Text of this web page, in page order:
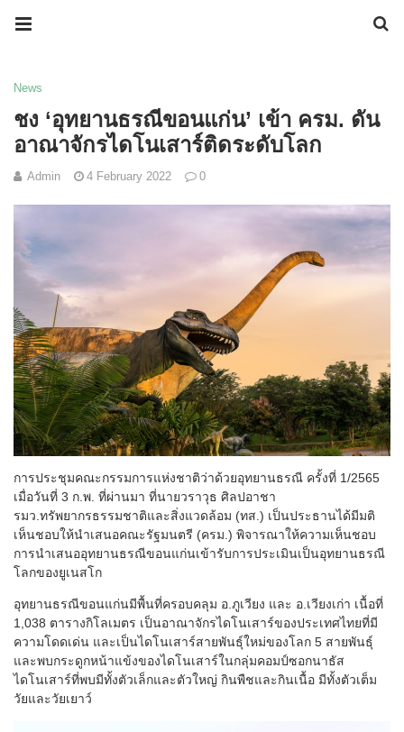
News
ชง ‘อุทยานธรณีขอนแก่น’ เข้า ครม. ดัน
อาณาจักรไดโนเสาร์ติดระดับโลก
Admin 4 February 2022 0
การประชุมคณะกรรมการแห่งชาติว่าด้วยอุทยานธรณี ครั้งที่ 1/2565
เมื่อวันที่ 3 ก.พ. ที่ผ่านมา ที่นายวราวุธ ศิลปอาชา
รมว.ทรัพยากรธรรมชาติและสิ่งแวดล้อม (ทส.) เป็นประธานได้มีมติ
เห็นชอบให้นำเสนอคณะรัฐมนตรี (ครม.) พิจารณาให้ความเห็นชอบ
การนำเสนออุทยานธรณีขอนแก่นเข้ารับการประเมินเป็นอุทยานธรณี
โลกของยูเนสโก
อุทยานธรณีขอนแก่นมีพื้นที่ครอบคลุม อ.ภูเวียง และ อ.เวียงเก่า เนื้อที่
1,038 ตารางกิโลเมตร เป็นอาณาจักรไดโนเสาร์ของประเทศไทยที่มี
ความโดดเด่น และเป็นไดโนเสาร์สายพันธุ์ใหม่ของโลก 5 สายพันธุ์
และพบกระดูกหน้าแข้งของไดโนเสาร์ในกลุ่มคอมป์ซอกนาธัส
ไดโนเสาร์ที่พบมีทั้งตัวเล็กและตัวใหญ่ กินพืชและกินเนื้อ มีทั้งตัวเต็ม
วัยและวัยเยาว์